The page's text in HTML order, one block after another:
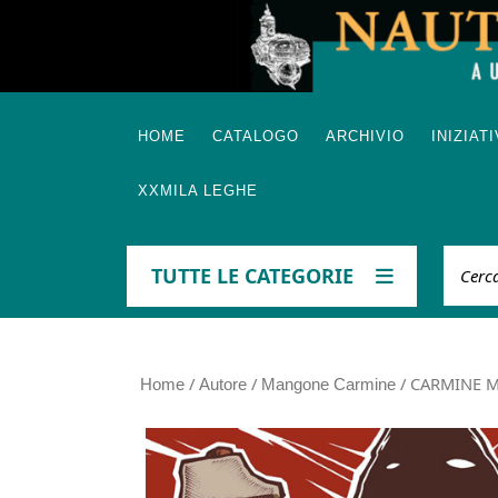
HOME CATALOGO ARCHIVIO
XXMILA LEGHE
TUTTE LE CATEGORIE
Home / Autore / Mangone Carmine / CARMINE